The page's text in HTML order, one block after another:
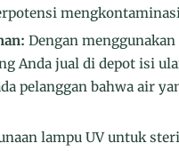
Dengan
Anda jual di depot isi
pelanggan bahwa air
lampu UV untuk